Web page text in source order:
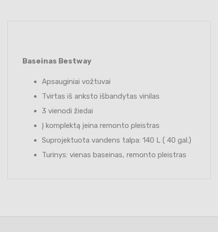
Baseinas Bestway
Apsauginiai vožtuvai
Tvirtas iš anksto išbandytas vinilas
3 vienodi žiedai
Į komplektą įeina remonto pleistras
Suprojektuota vandens talpa: 140 L ( 40 gal.)
Turinys: vienas baseinas, remonto pleistras